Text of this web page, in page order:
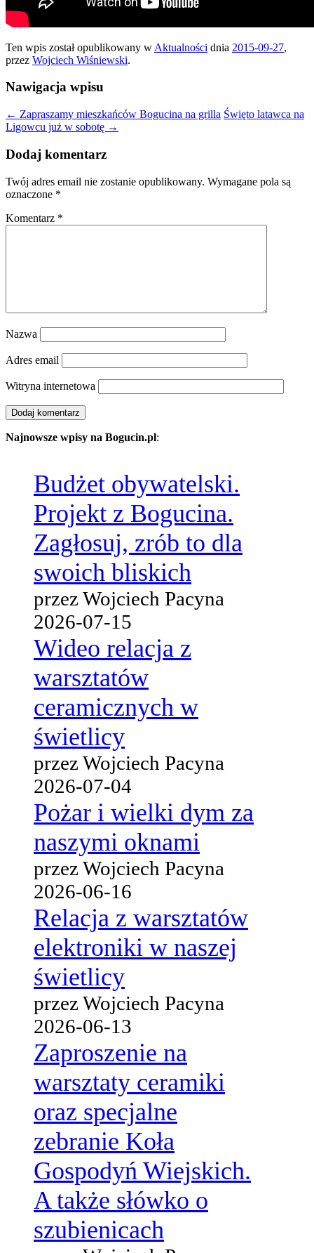
Ten wpis został opublikowany w Aktualności dnia 2015-09-27,
przez Wojciech Wiśniewski.
Nawigacja wpisu
← Zapraszamy mieszkańców Bogucina na grilla Święto latawca na
Ligowcu już w sobotę →
Dodaj komentarz
Twój adres email nie zostanie opublikowany. Wymagane pola są
oznaczone *
Komentarz *
Nazwa
Adres email
Witryna internetowa
Najnowsze wpisy na Bogucin.pl:
Budżet obywatelski.
Projekt z Bogucina.
Zagłosuj, zrób to dla
swoich bliskich
przez Wojciech Pacyna
2026-07-15
Wideo relacja z
warsztatów
ceramicznych w
świetlicy
przez Wojciech Pacyna
2026-07-04
Pożar i wielki dym za
naszymi oknami
przez Wojciech Pacyna
2026-06-16
Relacja z warsztatów
elektroniki w naszej
świetlicy
przez Wojciech Pacyna
2026-06-13
Zaproszenie na
warsztaty ceramiki
oraz specjalne
zebranie Koła
Gospodyń Wiejskich.
A także słówko o
szubienicach